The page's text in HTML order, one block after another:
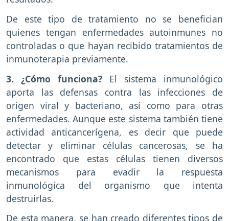
De este tipo de tratamiento no se benefician
quienes tengan enfermedades autoinmunes no
controladas o que hayan recibido tratamientos de
inmunoterapia previamente.
3. ¿Cómo funciona? El sistema inmunológico
aporta las defensas contra las infecciones de
origen viral y bacteriano, así como para otras
enfermedades. Aunque este sistema también tiene
actividad anticancerígena, es decir que puede
detectar y eliminar células cancerosas, se ha
encontrado que estas células tienen diversos
mecanismos para evadir la respuesta
inmunológica del organismo que intenta
destruirlas.
De esta manera, se han creado diferentes tipos de